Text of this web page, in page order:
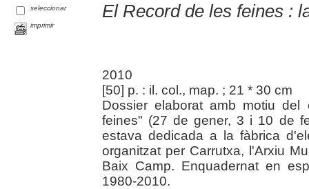
seleccionar
imprimir
El Record de les feines :
2010
[50] p. : il. col., map. ; 21 * 30 cm
Dossier elaborat amb motiu
feines" (27 de gener, 3 i 10 de
estava dedicada a la fàbrica
organitzat per Carrutxa, l'Arxiu
Baix Camp. Enquadernat en
1980-2010.